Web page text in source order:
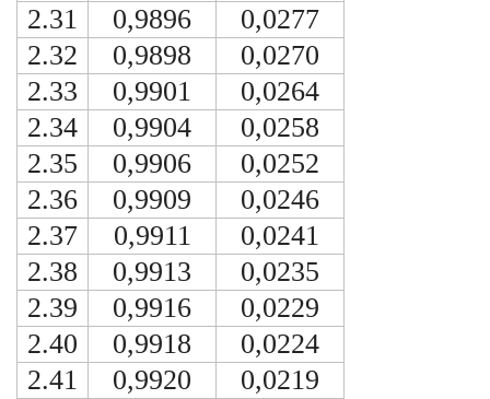
2.31
0,9896
0,0277
2.32
0,9898
0,0270
2.33
0,9901
0,0264
2.34
0,9904
0,0258
2.35
0,9906
0,0252
2.36
0,9909
0,0246
2.37
0,9911
0,0241
2.38
0,9913
0,0235
2.39
0,9916
0,0229
2.40
0,9918
0,0224
2.41
0,9920
0,0219